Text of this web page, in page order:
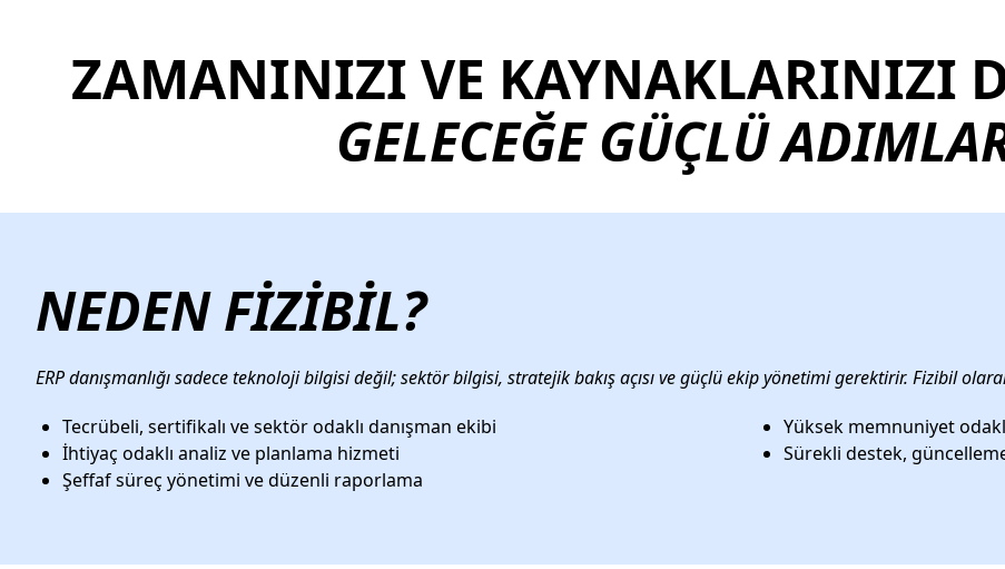
ZAMANINIZI VE KAYNAKLARINIZI
GELECEĞE GÜÇLÜ
NEDEN FİZİBİL?
ERP danışmanlığı sadece teknoloji bilgisi değil; sektör bilgisi, stratejik bakış açısı ve güçlü ekip yönetimi gerektirir. Fizibil
Tecrübeli, sertifikalı ve sektör odaklı danışman ekibi
İhtiyaç odaklı analiz ve planlama hizmeti
Şeffaf süreç yönetimi ve düzenli raporlama
Yüksek memnuniyet
Sürekli destek,